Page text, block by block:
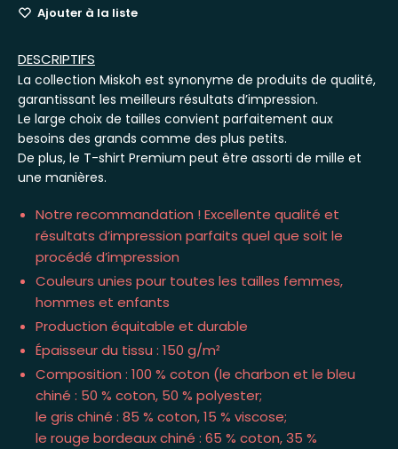
Ajouter à la liste
DESCRIPTIFS
La collection Miskoh est synonyme de produits de qualité,
garantissant les meilleurs résultats d’impression.
Le large choix de tailles convient parfaitement aux
besoins des grands comme des plus petits.
De plus, le T-shirt Premium peut être assorti de mille et
une manières.
Notre recommandation ! Excellente qualité et
résultats d’impression parfaits quel que soit le
procédé d’impression
Couleurs unies pour toutes les tailles femmes,
hommes et enfants
Production équitable et durable
Épaisseur du tissu : 150 g/m²
Composition : 100 % coton (le charbon et le bleu
chiné : 50 % coton, 50 % polyester;
le gris chiné : 85 % coton, 15 % viscose;
le rouge bordeaux chiné : 65 % coton, 35 %